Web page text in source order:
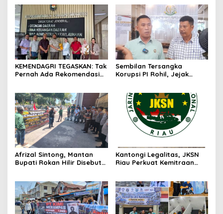
KEMENDAGRI TEGASKAN: Tak
Pernah Ada Rekomendasi
Sembilan Tersangka
Korupsi PI Rohil, Jejak
Afrizal Sintong, Mantan
Bupati Rokan Hilir Disebut
Desak Usut Dividen Rp331,7
Miliar
Kantongi Legalitas, JKSN
Riau Perkuat Kemitraan